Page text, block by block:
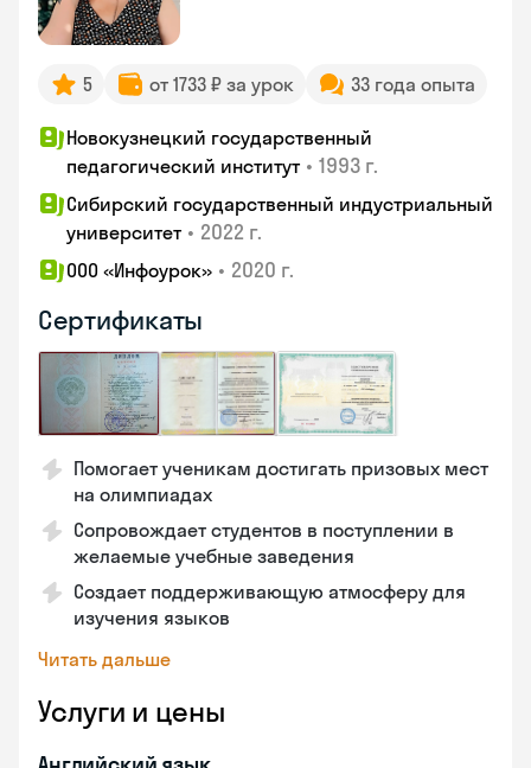
5 от 1733 ₽ за урок 33 года опыта
Новокузнецкий государственный
педагогический институт • 1993 г.
Сибирский государственный индустриальный
университет • 2022 г.
ООО «Инфоурок» • 2020 г.
Сертификаты
Помогает ученикам достигать призовых мест
на олимпиадах
Сопровождает студентов в поступлении в
желаемые учебные заведения
Создает поддерживающую атмосферу для
изучения языков
Читать дальше
Услуги и цены